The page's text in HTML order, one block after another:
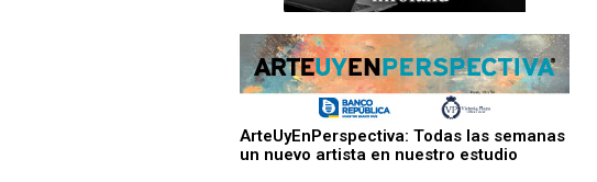
ArteUyEnPerspectiva: Todas las semanas
un nuevo artista en nuestro estudio